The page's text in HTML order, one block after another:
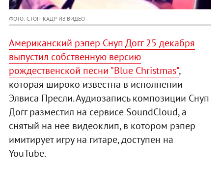
ФОТО: СТОП-КАДР ИЗ ВИДЕО
Американский рэпер Снуп Догг 25 декабря
выпустил собственную версию
рождественской песни "Blue Christmas",
которая широко известна в исполнении
Элвиса Пресли. Аудиозапись композиции Снуп
Догг разместил на сервисе SoundCloud, а
снятый на нее видеоклип, в котором рэпер
имитирует игру на гитаре, доступен на
YouTube.